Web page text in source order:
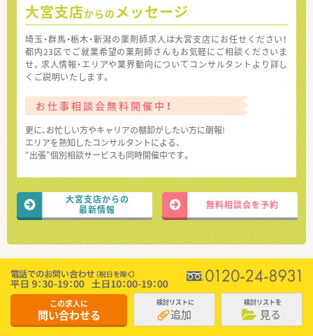
大宮支店からの メッセージ
埼玉・群馬・栃木・新潟の薬剤師求人は大宮支店にお任せください！
都内23区でご就業希望の薬剤師さんもお気軽にご相談くださいま
せ。求人情報・エリアや業界動向についてコンサルタントより詳し
くご説明いたします。
お仕事相談会無料開催中！
更に、お忙しい方やキャリアの棚卸がしたい方に朗報!
エリアを熟知したコンサルタントによる、
“出張”個別相談サービスも同時開催中です。
大宮支店からの
最新情報
無料相談会を予約
この求人に
問い合わせる
検討リストに
追加
検討リストを
見る